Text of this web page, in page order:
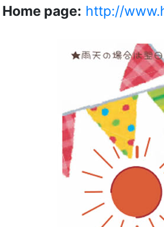
Home page: http://